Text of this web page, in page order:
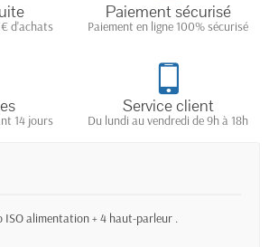
d'achats
Paiement sécurisé
Paiement en ligne 100% sécurisé
14 jours
Service client
Du lundi au vendredi de 9h à 18h
alimentation + 4 haut-parleur .